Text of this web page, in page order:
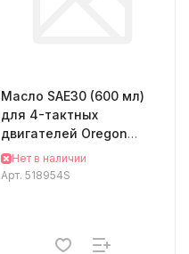
Масло SAE30 (600 мл)
для 4-тактных
двигателей Oregon
518954S
Нет в наличии
Арт. 518954S